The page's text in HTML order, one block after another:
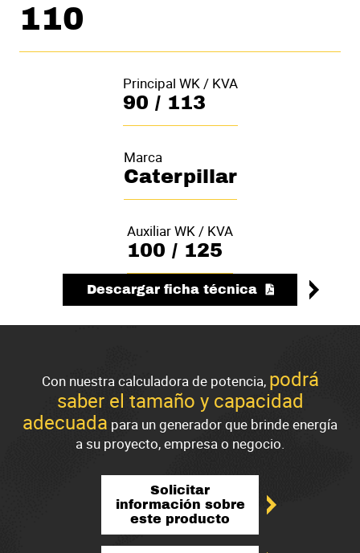
110
Principal WK / KVA
90 / 113
Marca
Caterpillar
Auxiliar WK / KVA
100 / 125
Descargar ficha técnica
Con nuestra calculadora de potencia, podrá
saber el tamaño y capacidad
adecuada para un generador que brinde energía
a su proyecto, empresa o negocio.
Solicitar
información sobre
este producto